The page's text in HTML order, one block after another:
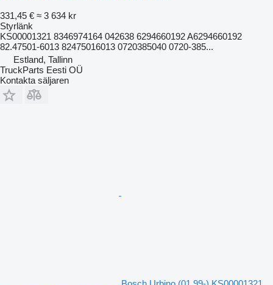
331,45 € ≈ 3 634 kr
Styrlänk
KS00001321 8346974164 042638 6294660192 A6294660192
82.47501-6013 82475016013 0720385040 0720-385...
Estland, Tallinn
TruckParts Eesti OÜ
Kontakta säljaren